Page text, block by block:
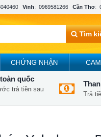
Vinh: 0969581266 Cần Thơ:
Tìm
CHỨNG NHẬN
quốc
trả tiền sau
Trả